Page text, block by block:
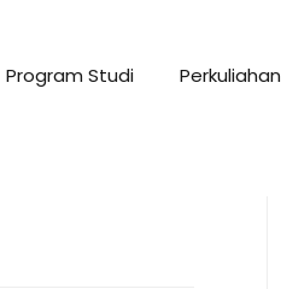
Program Studi Perkuliahan